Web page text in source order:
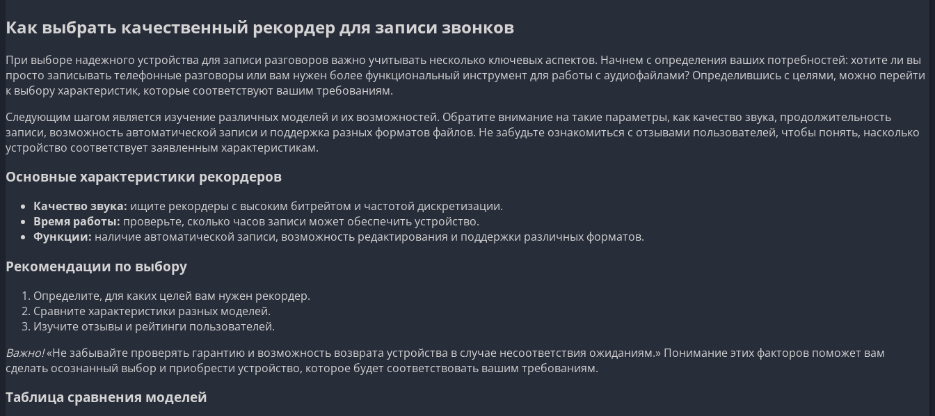
Как выбрать качественный рекордер для записи звонков
При выборе надежного устройства для записи разговоров важно учитывать несколько ключевых аспектов. Начнем с определения ваших потребностей: хотите ли вы
просто записывать телефонные разговоры или вам нужен более функциональный инструмент для работы с аудиофайлами? Определившись с целями, можно перейти
к выбору характеристик, которые соответствуют вашим требованиям.
Следующим шагом является изучение различных моделей и их возможностей. Обратите внимание на такие параметры, как качество звука, продолжительность
записи, возможность автоматической записи и поддержка разных форматов файлов. Не забудьте ознакомиться с отзывами пользователей, чтобы понять, насколько
устройство соответствует заявленным характеристикам.
Основные характеристики рекордеров
Качество звука: ищите рекордеры с высоким битрейтом и частотой дискретизации.
Время работы: проверьте, сколько часов записи может обеспечить устройство.
Функции: наличие автоматической записи, возможность редактирования и поддержки различных форматов.
Рекомендации по выбору
Определите, для каких целей вам нужен рекордер.
Сравните характеристики разных моделей.
Изучите отзывы и рейтинги пользователей.
Важно!«Не забывайте проверять гарантию и возможность возврата устройства в случае несоответствия ожиданиям.» Понимание этих факторов поможет вам
сделать осознанный выбор и приобрести устройство, которое будет соответствовать вашим требованиям.
Таблица сравнения моделей